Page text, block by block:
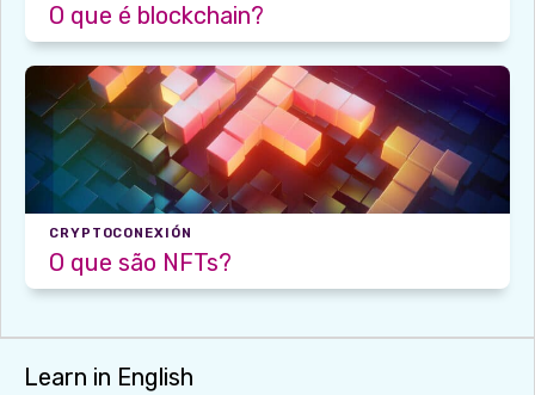
O que é blockchain?
CRYPTOCONEXIÓN
O que são NFTs?
Learn in English